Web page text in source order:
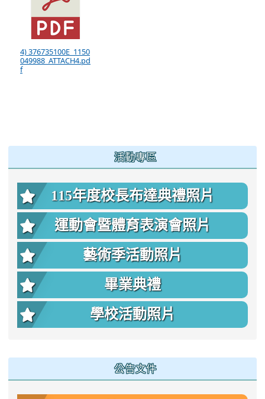
4) 376735100E_1150
049988_ATTACH4.pd
f
活動專區
115年度校長布達典禮照片
運動會暨體育表演會照片
藝術季活動照片
畢業典禮
學校活動照片
公告文件